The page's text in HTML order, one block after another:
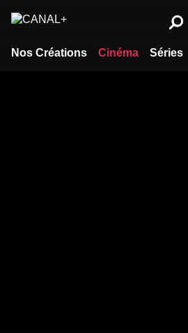
Nos Créations Cinéma Séries